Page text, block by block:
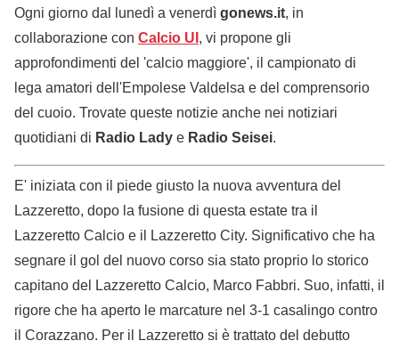
Ogni giorno dal lunedì a venerdì gonews.it, in
collaborazione con Calcio UI , vi propone gli
approfondimenti del 'calcio maggiore', il campionato di
lega amatori dell'Empolese Valdelsa e del comprensorio
del cuoio. Trovate queste notizie anche nei notiziari
quotidiani di Radio Lady e Radio Seisei.
E' iniziata con il piede giusto la nuova avventura del
Lazzeretto, dopo la fusione di questa estate tra il
Lazzeretto Calcio e il Lazzeretto City. Significativo che ha
segnare il gol del nuovo corso sia stato proprio lo storico
capitano del Lazzeretto Calcio, Marco Fabbri. Suo, infatti, il
rigore che ha aperto le marcature nel 3-1 casalingo contro
il Corazzano. Per il Lazzeretto si è trattato del debutto